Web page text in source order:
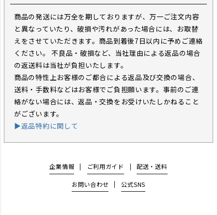
商品の発送には万全を期しておりますが、万一ご注文内容
と異なっていたり、破損や汚れがあった場合には、お取替
えをさせていただきます。商品到着後7日以内に予めご連絡
ください。 不良品・破損など、当社理由による返品の場合
の返送料は当社が負担いたします。
商品の特性上お客様のご都合による返品及び交換の場合、
送料・手数料などはお客様でご負担願います。事前のご連
絡がない場合には、返品・交換をお受けいたしかねること
がございます。
▶返品特約に関して
企業情報 ご利用ガイド 配送・送料
お問い合わせ 公式SNS